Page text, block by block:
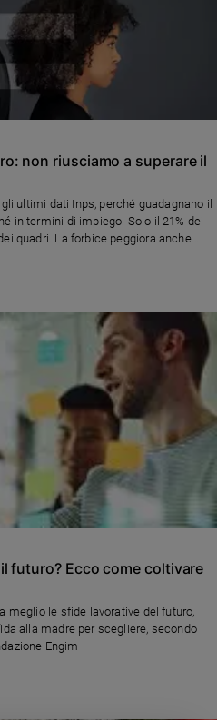
non riusciamo a superare il
ultimi dati Inps, perché guadagnano il
in termini di impiego. Solo il 21% dei
quadri. La forbice peggiora anche
futuro? Ecco come coltivare
meglio le sfide lavorative del futuro,
alla madre per scegliere, secondo
Engim